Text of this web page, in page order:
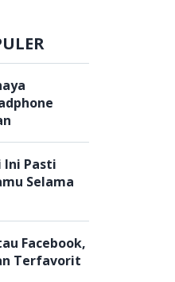
Pasti
Selama
Facebook,
Terfavorit